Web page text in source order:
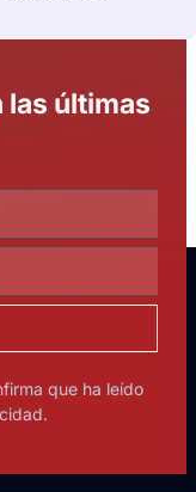
las últimas
que ha leído